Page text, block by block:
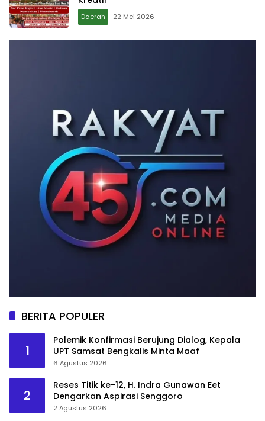
Daerah 22 Mei 2026
BERITA POPULER
1
Polemik Konfirmasi Berujung Dialog, Kepala
UPT Samsat Bengkalis Minta Maaf
6 Agustus 2026
2
Reses Titik ke-12, H. Indra Gunawan Eet
Dengarkan Aspirasi Senggoro
2 Agustus 2026